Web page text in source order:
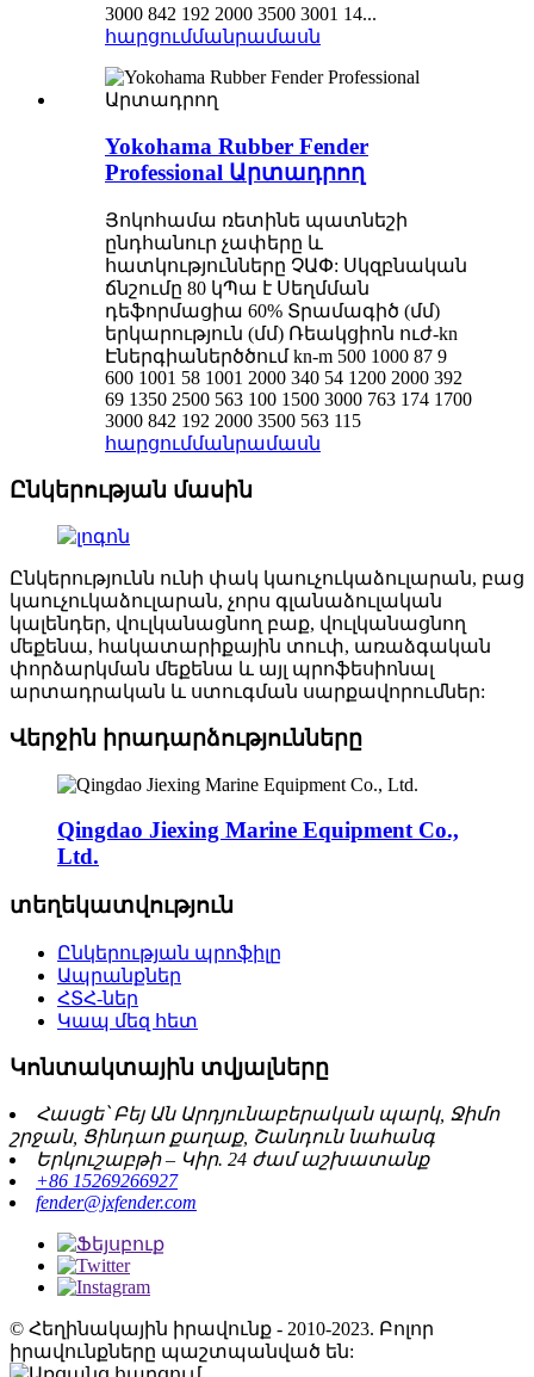
3000 842 192 2000 3500 3001 14...
հարցումմանրամասն
Yokohama Rubber Fender
Professional Արտադրող
Յոկոհամա ռետինե պատնեշի
ընդհանուր չափերը և
հատկությունները ՉԱՓ: Սկզբնական
ճնշումը 80 կՊա է Սեղմման
դեֆորմացիա 60% Տրամագիծ (մմ)
երկարություն (մմ) Ռեակցիոն ուժ-kn
Էներգիաներծծում kn-m 500 1000 87 9
600 1001 58 1001 2000 340 54 1200 2000 392
69 1350 2500 563 100 1500 3000 763 174 1700
3000 842 192 2000 3500 563 115
հարցումմանրամասն
Ընկերության մասին
Ընկերությունն ունի փակ կաուչուկաձուլարան, բաց
կաուչուկաձուլարան, չորս գլանաձուլական
կալենդեր, վուլկանացնող բաք, վուլկանացնող
մեքենա, հակատարիքային տուփ, առաձգական
փորձարկման մեքենա և այլ պրոֆեսիոնալ
արտադրական և ստուգման սարքավորումներ:
Վերջին իրադարձությունները
Qingdao Jiexing Marine Equipment Co.,
Ltd.
տեղեկատվություն
Ընկերության պրոֆիլը
Ապրանքներ
ՀՏՀ-ներ
Կապ մեզ հետ
Կոնտակտային տվյալները
Հասցե՝ Բեյ Ան Արդյունաբերական պարկ, Ջիմո
շրջան, Ցինդաո քաղաք, Շանդուն նահանգ
Երկուշաբթի – Կիր. 24 ժամ աշխատանք
+86 15269266927
fender@jxfender.com
© Հեղինակային իրավունք - 2010-2023. Բոլոր
իրավունքները պաշտպանված են: